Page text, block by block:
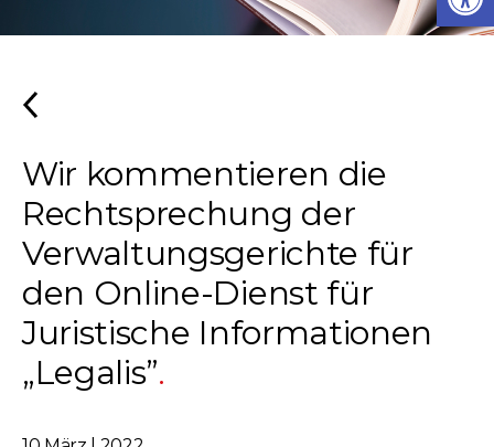
Wir kommentieren die
Rechtsprechung der
Verwaltungsgerichte für
den Online-Dienst für
Juristische Informationen
„Legalis”